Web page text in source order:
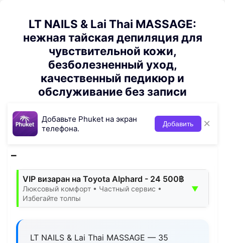
LT NAILS & Lai Thai MASSAGE:
нежная тайская депиляция для
чувствительной кожи,
безболезненный уход,
качественный педикюр и
обслуживание без записи
Добавьте Phuket на экран
телефона.
Добавить ×
VIP визаран на Toyota Alphard - 24 500฿
Люксовый комфорт • Частный сервис •
Избегайте толпы
▼
LT NAILS & Lai Thai MASSAGE — 35